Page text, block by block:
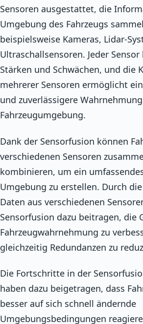
Sensoren ausgestattet, die
Umgebung des Fahrzeugs
beispielsweise Kameras, Lidar-
Ultraschallsensoren. Jeder
Stärken und Schwächen, und die
mehrerer Sensoren ermöglicht
und zuverlässigere
Fahrzeugumgebung.
Dank der Sensorfusion können
verschiedenen Sensoren
kombinieren, um ein
Umgebung zu erstellen. Durch
Daten aus verschiedenen
Sensorfusion dazu beitragen, die
Fahrzeugwahrnehmung zu
gleichzeitig Redundanzen zu
Die Fortschritte in der
haben dazu beigetragen, dass
besser auf sich schnell ändernde
Umgebungsbedingungen